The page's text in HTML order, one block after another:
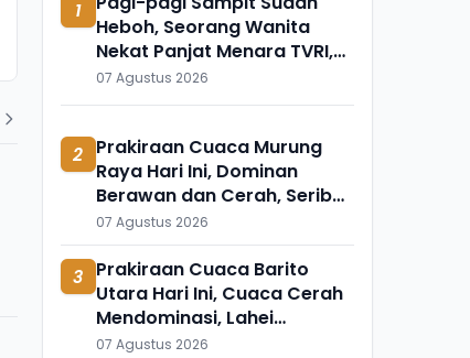
Meninggal Mendadak, Ada
31 Juli 2026
1
Heboh, Seorang Wanita
Nekat Panjat Menara TVRI,
Mau Apa?
07 Agustus 2026
2 Prakiraan Cuaca Murung
Raya Hari Ini, Dominan
Berawan dan Cerah, Seribu
Riam Paling Adem
07 Agustus 2026
3 Prakiraan Cuaca Barito
Utara Hari Ini, Cuaca Cerah
Mendominasi, Lahei
Berbeda Sendiri
07 Agustus 2026